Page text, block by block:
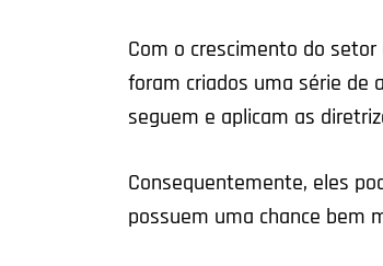
Com o crescimento do
foram criados uma série de
seguem e aplicam as
Consequentemente, eles
possuem uma chance bem